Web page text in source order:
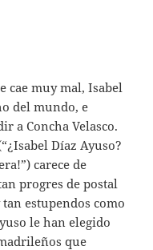
cae muy mal, Isabel
del mundo, e
a Concha Velasco.
Díaz Ayuso?
carece de
progres de postal
estupendos como
le han elegido
que